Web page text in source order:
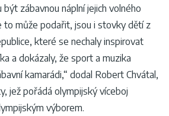
být zábavnou náplní jejich volného
to může podařit, jsou i stovky dětí z
které se nechaly inspirovat
a dokázaly, že sport a muzika
kamarádi,“ dodal Robert Chvátal,
jež pořádá olympijský víceboj
výborem.